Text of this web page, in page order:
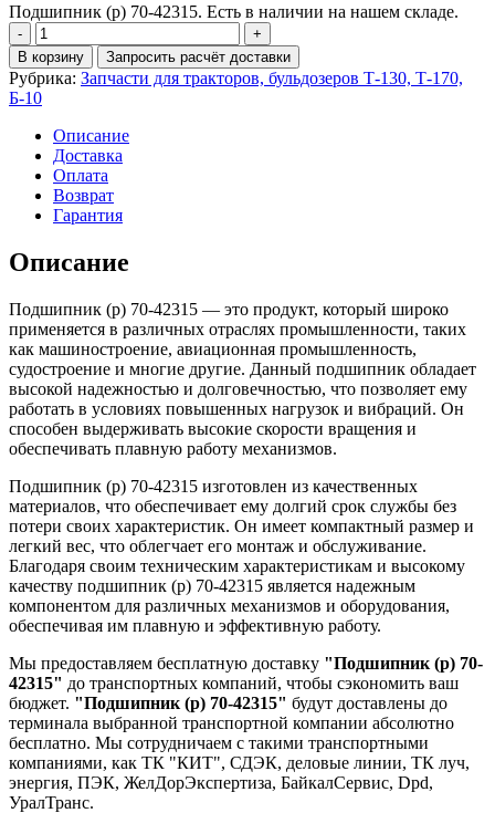
Подшипник (р) 70-42315. Есть в наличии на нашем складе.
Количество
Подшипник
(р)
70-
42315
В корзину Запросить расчёт доставки
Рубрика: Запчасти для тракторов, бульдозеров Т-130, Т-170,
Б-10
Описание
Доставка
Оплата
Возврат
Гарантия
Описание
Подшипник (р) 70-42315 — это продукт, который широко
применяется в различных отраслях промышленности, таких
как машиностроение, авиационная промышленность,
судостроение и многие другие. Данный подшипник обладает
высокой надежностью и долговечностью, что позволяет ему
работать в условиях повышенных нагрузок и вибраций. Он
способен выдерживать высокие скорости вращения и
обеспечивать плавную работу механизмов.
Подшипник (р) 70-42315 изготовлен из качественных
материалов, что обеспечивает ему долгий срок службы без
потери своих характеристик. Он имеет компактный размер и
легкий вес, что облегчает его монтаж и обслуживание.
Благодаря своим техническим характеристикам и высокому
качеству подшипник (р) 70-42315 является надежным
компонентом для различных механизмов и оборудования,
обеспечивая им плавную и эффективную работу.
Мы предоставляем бесплатную доставку "Подшипник (р) 70-
42315" до транспортных компаний, чтобы сэкономить ваш
бюджет. "Подшипник (р) 70-42315" будут доставлены до
терминала выбранной транспортной компании абсолютно
бесплатно. Мы сотрудничаем с такими транспортными
компаниями, как ТК "КИТ", СДЭК, деловые линии, ТК луч,
энергия, ПЭК, ЖелДорЭкспертиза, БайкалСервис, Dpd,
УралТранс.